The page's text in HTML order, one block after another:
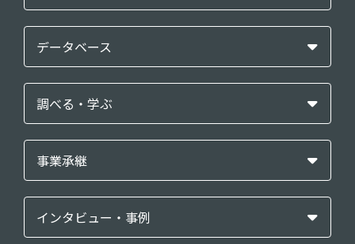
データベース
調べる・学ぶ
事業承継
インタビュー・事例